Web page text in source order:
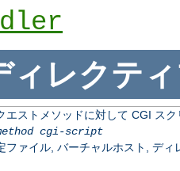
ィレクテ
エストメソッドに対して CGI ス
cgi-script
ファイル, バーチャルホスト, ディ